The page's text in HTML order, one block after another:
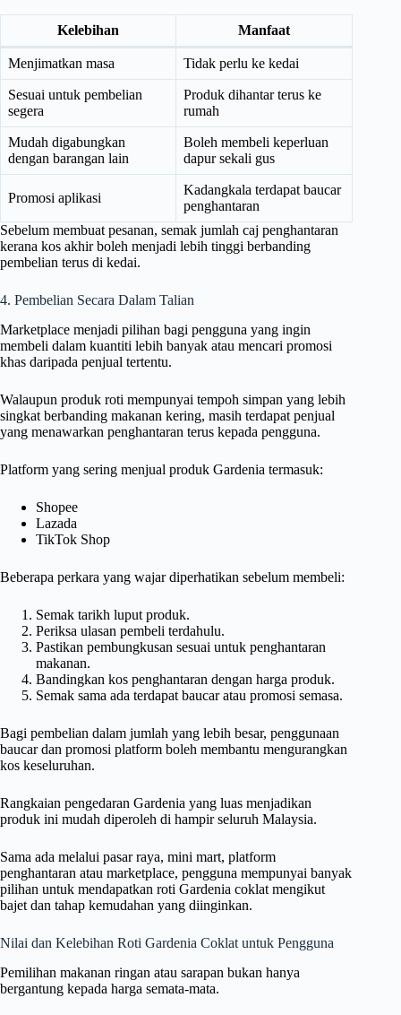
Kelebihan Manfaat
Menjimatkan masa Tidak perlu ke kedai
Sesuai untuk pembelian
segera
Produk dihantar terus ke
rumah
Mudah digabungkan
dengan barangan lain
Boleh membeli keperluan
dapur sekali gus
Promosi aplikasi
Kadangkala terdapat baucar
penghantaran
Sebelum membuat pesanan, semak jumlah caj penghantaran
kerana kos akhir boleh menjadi lebih tinggi berbanding
pembelian terus di kedai.
4. Pembelian Secara Dalam Talian
Marketplace menjadi pilihan bagi pengguna yang ingin
membeli dalam kuantiti lebih banyak atau mencari promosi
khas daripada penjual tertentu.
Walaupun produk roti mempunyai tempoh simpan yang lebih
singkat berbanding makanan kering, masih terdapat penjual
yang menawarkan penghantaran terus kepada pengguna.
Platform yang sering menjual produk Gardenia termasuk:
Shopee
Lazada
TikTok Shop
Beberapa perkara yang wajar diperhatikan sebelum membeli:
Semak tarikh luput produk.
Periksa ulasan pembeli terdahulu.
Pastikan pembungkusan sesuai untuk penghantaran
makanan.
Bandingkan kos penghantaran dengan harga produk.
Semak sama ada terdapat baucar atau promosi semasa.
Bagi pembelian dalam jumlah yang lebih besar, penggunaan
baucar dan promosi platform boleh membantu mengurangkan
kos keseluruhan.
Rangkaian pengedaran Gardenia yang luas menjadikan
produk ini mudah diperoleh di hampir seluruh Malaysia.
Sama ada melalui pasar raya, mini mart, platform
penghantaran atau marketplace, pengguna mempunyai banyak
pilihan untuk mendapatkan roti Gardenia coklat mengikut
bajet dan tahap kemudahan yang diinginkan.
Nilai dan Kelebihan Roti Gardenia Coklat untuk Pengguna
Pemilihan makanan ringan atau sarapan bukan hanya
bergantung kepada harga semata-mata.